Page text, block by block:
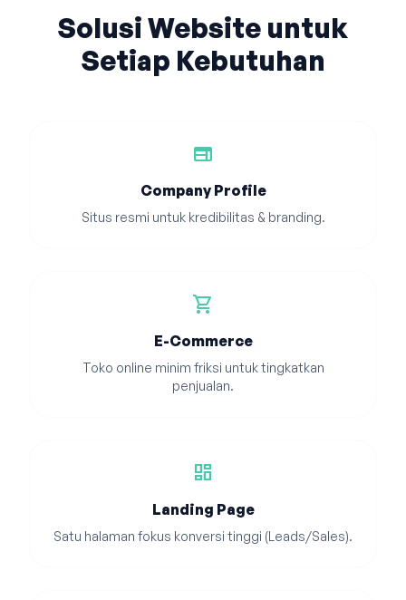
Solusi Website untuk
Setiap Kebutuhan
web
Company Profile
Situs resmi untuk kredibilitas & branding.
shopping_cart
E-Commerce
Toko online minim friksi untuk tingkatkan
penjualan.
dashboard
Landing Page
Satu halaman fokus konversi tinggi (Leads/Sales).